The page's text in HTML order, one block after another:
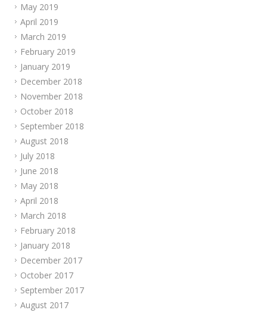
May 2019
April 2019
March 2019
February 2019
January 2019
December 2018
November 2018
October 2018
September 2018
August 2018
July 2018
June 2018
May 2018
April 2018
March 2018
February 2018
January 2018
December 2017
October 2017
September 2017
August 2017